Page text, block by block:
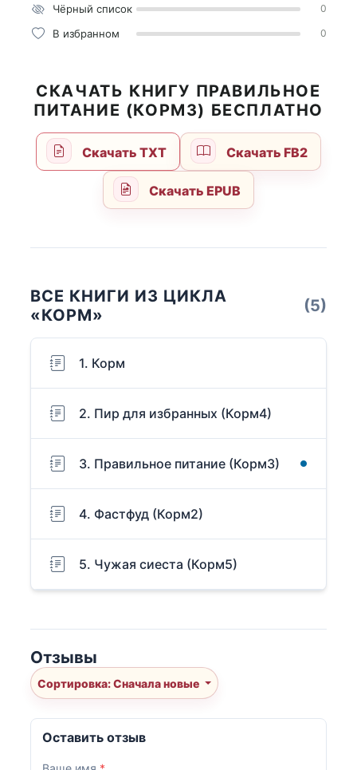
Чёрный список 0
В избранном 0
СКАЧАТЬ КНИГУ ПРАВИЛЬНОЕ
ПИТАНИЕ (КОРМ3) БЕСПЛАТНО
Скачать TXT Скачать FB2
Скачать EPUB
ВСЕ КНИГИ ИЗ ЦИКЛА
«КОРМ»
(5)
1. Корм
2. Пир для избранных (Корм4)
3. Правильное питание (Корм3)
4. Фастфуд (Корм2)
5. Чужая сиеста (Корм5)
Отзывы
Сортировка: Сначала новые
Оставить отзыв